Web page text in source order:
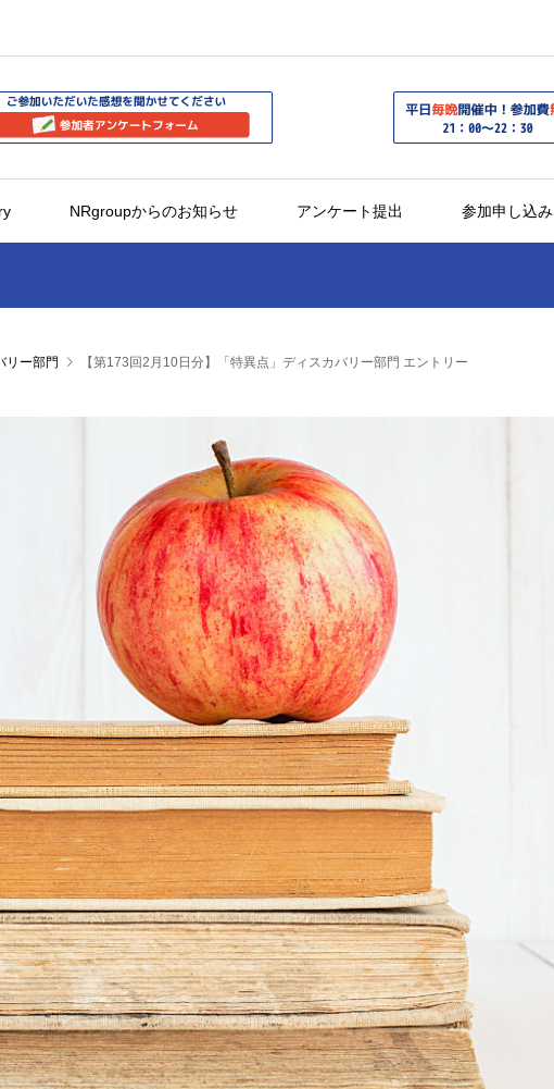
NRgroupからのお知らせ アンケート提出 参加申し込み
リー部門 【第173回2月10日分】「特異点」ディスカバリー部門 エントリー